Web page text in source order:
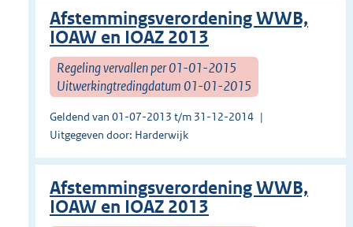
Afstemmingsverordening WWB,
IOAW en IOAZ 2013
Regeling vervallen per 01-01-2015
Uitwerkingtredingdatum 01-01-2015
Geldend van 01-07-2013 t/m 31-12-2014
Uitgegeven door: Harderwijk
Afstemmingsverordening WWB,
IOAW en IOAZ 2013